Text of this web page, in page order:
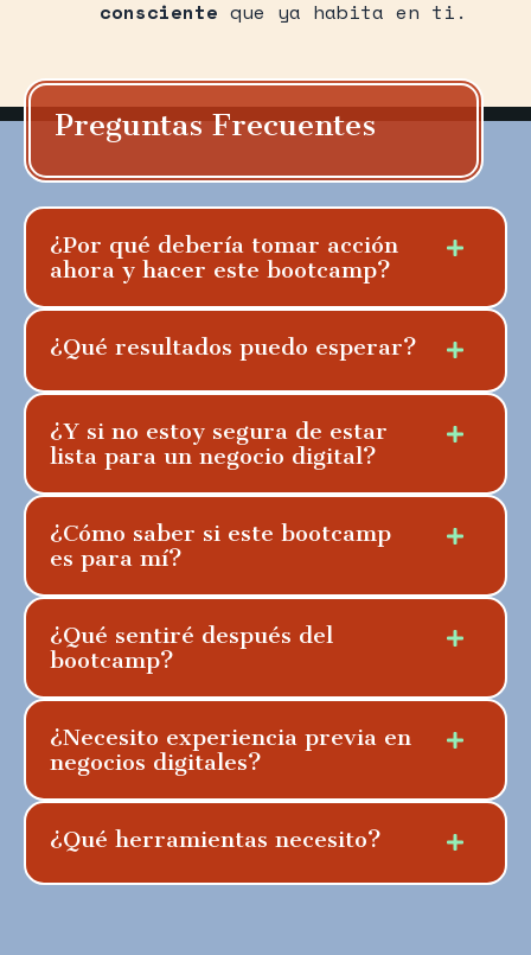
consciente que ya habita en ti.
Preguntas Frecuentes
¿Por qué debería tomar acción
ahora y hacer este bootcamp?
¿Qué resultados puedo esperar?
¿Y si no estoy segura de estar
lista para un negocio digital?
¿Cómo saber si este bootcamp
es para mí?
¿Qué sentiré después del
bootcamp?
¿Necesito experiencia previa en
negocios digitales?
¿Qué herramientas necesito?